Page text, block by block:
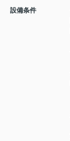
設備条件